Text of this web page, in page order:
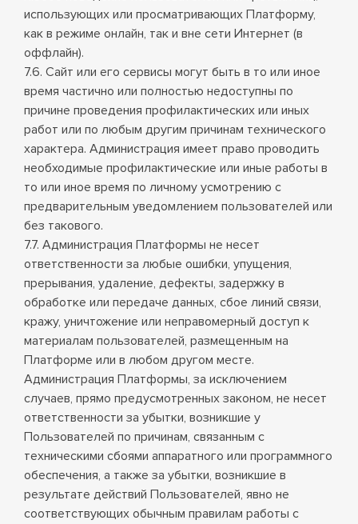
использующих или просматривающих Платформу,
как в режиме онлайн, так и вне сети Интернет (в
оффлайн).
7.6. Сайт или его сервисы могут быть в то или иное
время частично или полностью недоступны по
причине проведения профилактических или иных
работ или по любым другим причинам технического
характера. Администрация имеет право проводить
необходимые профилактические или иные работы в
то или иное время по личному усмотрению с
предварительным уведомлением пользователей или
без такового.
7.7. Администрация Платформы не несет
ответственности за любые ошибки, упущения,
прерывания, удаление, дефекты, задержку в
обработке или передаче данных, сбое линий связи,
кражу, уничтожение или неправомерный доступ к
материалам пользователей, размещенным на
Платформе или в любом другом месте.
Администрация Платформы, за исключением
случаев, прямо предусмотренных законом, не несет
ответственности за убытки, возникшие у
Пользователей по причинам, связанным с
техническими сбоями аппаратного или программного
обеспечения, а также за убытки, возникшие в
результате действий Пользователей, явно не
соответствующих обычным правилам работы с